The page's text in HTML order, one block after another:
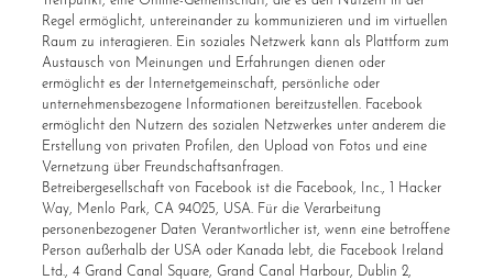
Regel ermöglicht, untereinander zu kommunizieren und im virtuellen
Raum zu interagieren. Ein soziales Netzwerk kann als Plattform zum
Austausch von Meinungen und Erfahrungen dienen oder
ermöglicht es der Internetgemeinschaft, persönliche oder
unternehmensbezogene Informationen bereitzustellen. Facebook
ermöglicht den Nutzern des sozialen Netzwerkes unter anderem die
Erstellung von privaten Profilen, den Upload von Fotos und eine
Vernetzung über Freundschaftsanfragen.
Betreibergesellschaft von Facebook ist die Facebook, Inc., 1 Hacker
Way, Menlo Park, CA 94025, USA. Für die Verarbeitung
personenbezogener Daten Verantwortlicher ist, wenn eine betroffene
Person außerhalb der USA oder Kanada lebt, die Facebook Ireland
Ltd., 4 Grand Canal Square, Grand Canal Harbour, Dublin 2,